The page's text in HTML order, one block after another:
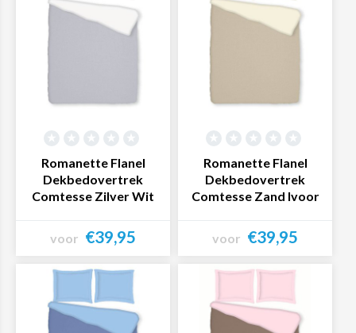
Romanette Flanel
Dekbedovertrek
Comtesse Zilver Wit
voor €39,95
Bekijk product
Romanette Flanel
Dekbedovertrek
Comtesse Zand Ivoor
voor €39,95
Bekijk product